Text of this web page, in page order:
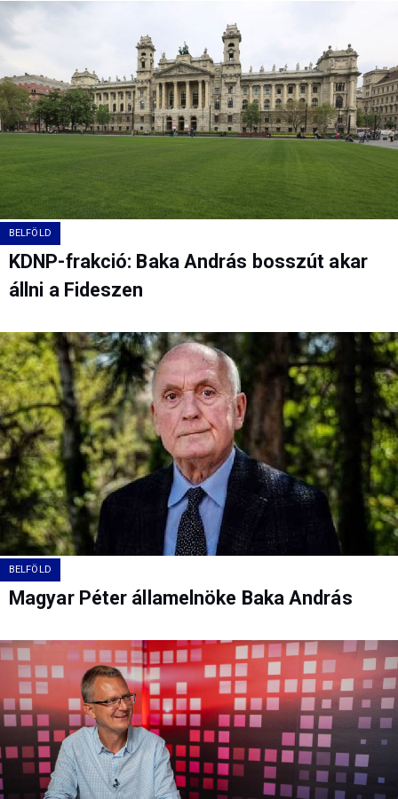
BELFÖLD
KDNP-frakció: Baka András bosszút akar
állni a Fideszen
BELFÖLD
Magyar Péter államelnöke Baka András